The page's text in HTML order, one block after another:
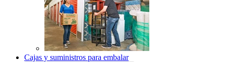
Cajas y suministros para embalar